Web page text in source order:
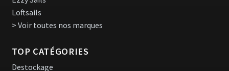
Loftsails
> Voir toutes nos marques
TOP CATÉGORIES
Destockage